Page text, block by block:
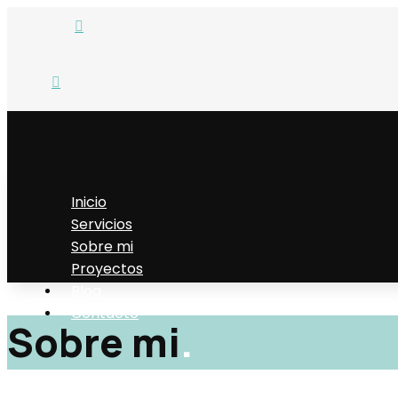


Inicio
Servicios
Sobre mi
Proyectos
Contacto
Sobre mi.